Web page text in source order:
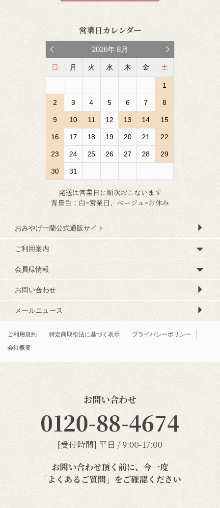
営業日カレンダー
2026年 8月
日 月 火 水 木 金 土
1
2 3 4 5 6 7 8
9 10 11 12 13 14 15
16 17 18 19 20 21 22
23 24 25 26 27 28 29
30 31
発送は営業日に順次おこないます
背景色：白=営業日、ベージュ=お休み
おみやげ一蘭公式通販サイト
ご利用案内
会員様情報
お問い合わせ
メールニュース
ご利用規約 特定商取引法に基づく表示
プライバシーポリシー
会社概要
お問い合わせ
0120-88-4674
[受付時間] 平日 / 9:00-17:00
お問い合わせ頂く前に、今一度
「よくあるご質問」 をご確認ください